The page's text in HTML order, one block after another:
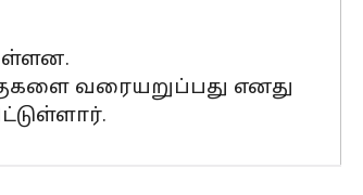
வரையறுப்பது எனது